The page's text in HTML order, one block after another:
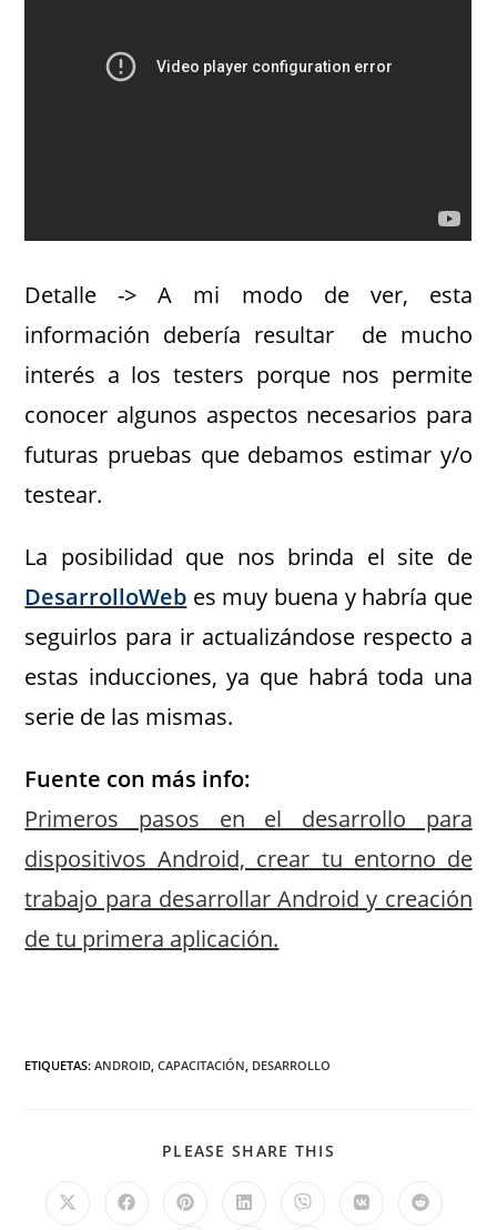
Detalle ->A mi modo de ver, esta
información debería resultar de mucho
interés a los testers porque nos permite
conocer algunos aspectos necesarios para
futuras pruebas que debamos estimar y/o
testear.
La posibilidad que nos brinda el site de
DesarrolloWeb es muy buena y habría que
seguirlos para ir actualizándose respecto a
estas inducciones, ya que habrá toda una
serie de las mismas.
Fuente con más info:
Primeros pasos en el desarrollo para
dispositivos Android, crear tu entorno de
trabajo para desarrollar Android y creación
de tu primera aplicación.
ETIQUETAS:ANDROID, CAPACITACIÓN, DESARROLLO
PLEASE SHARE THIS